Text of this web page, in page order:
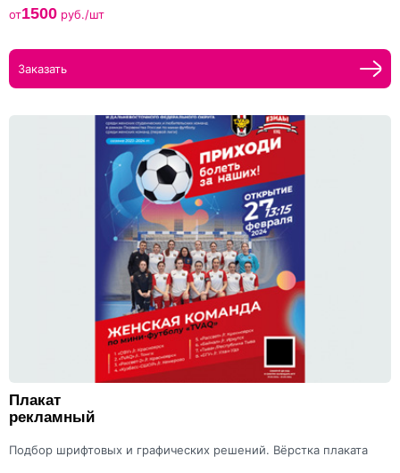
от1500 руб./шт
Заказать
Плакат
рекламный
Подбор шрифтовых и графических решений. Вёрстка плаката